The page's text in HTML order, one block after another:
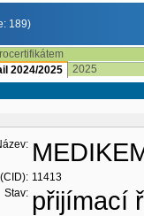
189)
2024/2025 2025
11413
Stav: přijímací